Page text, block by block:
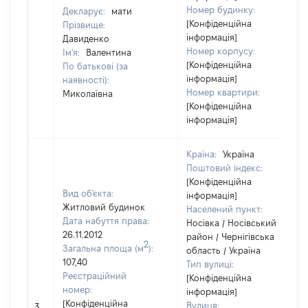
Декларує:
мати
Прізвище:
Давиденко
Ім'я:
Валентина
По батькові (за
наявності):
Миколаївна
Номер будинку:
[Конфіденційна
інформація]
Номер корпусу:
[Конфіденційна
інформація]
Номер квартири:
[Конфіденційна
інформація]
Вид об'єкта:
Житловий будинок
Дата набуття права:
26.11.2012
Загальна площа (м2):
107,40
Реєстраційний
номер:
[Конфіденційна
Країна:
Україна
Поштовий індекс:
[Конфіденційна
інформація]
Населений пункт:
Носівка / Носівський
район / Чернігівська
область / Україна
Тип вулиці:
[Конфіденційна
інформація]
Вулиця: